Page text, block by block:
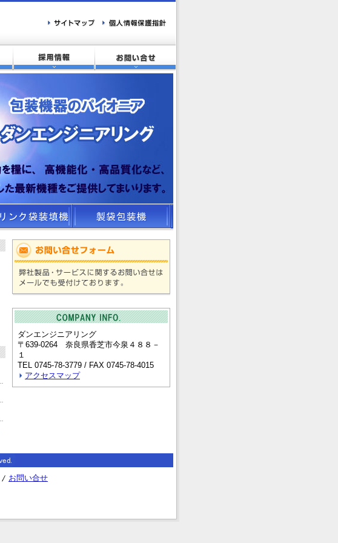
ダンエンジニアリング
〒639-0264 奈良県香芝市今泉４８８－
１
TEL 0745-78-3779 / FAX 0745-78-4015
アクセスマップ
お問い合せ